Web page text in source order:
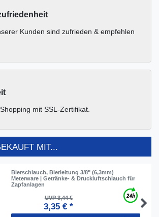
Kunden sind zufrieden & empfehlen
mit SSL-Zertifikat.
MIT...
Bierschlauch, Bierleitung 3/8" (6,3mm)
Meterware | Getränke- & Druckluftschlauch für
Zapfanlagen
UVP 3,44 €
3,35 € *